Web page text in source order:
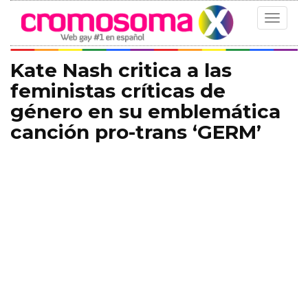
Toggle
Kate Nash critica a las
feministas críticas de
género en su emblemática
canción pro-trans ‘GERM’